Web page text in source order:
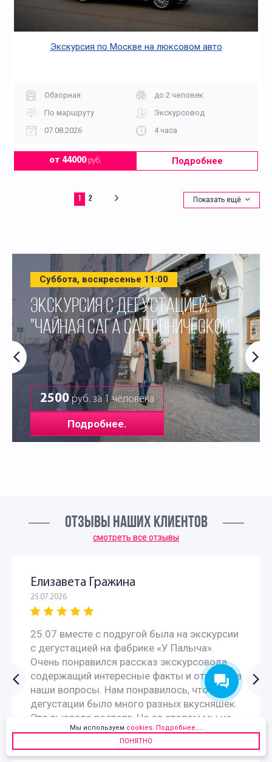
Экскурсия по Москве на люксовом авто
Обзорная
до 2 человек
По маршруту
Экскурсовод
07.08.2026
4 часа
от 44000руб. Подробнее
1 2 Показать ещё
Суббота, воскресенье 11:00
ЭКСКУРСИЯ С ДЕГУСТАЦИЕЙ:
"ЧАЙНАЯ САГА САДОВНИЧЕСКОЙ"
2500руб. за 1 человека
Подробнее.
ОТЗЫВЫ НАШИХ КЛИЕНТОВ
смотреть все отзывы
Елизавета Гражина
25.07.2026
25.07 вместе с подругой была на экскурсии
с дегустацией на фабрике «У Палыча».
Очень понравился рассказ экскурсовода
содержащий интересные факты и ответы на
наши вопросы. Нам понравилось, что для
дегустации было много разных вкусняшек.
Это вызвало восторг. Но за столом мы не
смогли попробовать всех тортиков, их
было...
Мы используем cookies. Подробнее....
ПОНЯТНО